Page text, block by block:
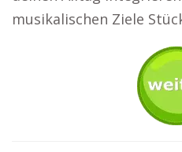
musikalischen Ziele